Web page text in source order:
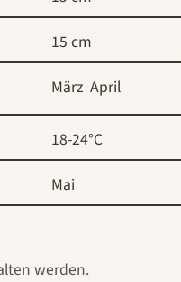
15 cm
März April
18-24°C
Mai
werden.